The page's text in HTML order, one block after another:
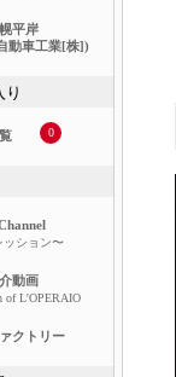
平岸
動車工業[株])
り
0
ション〜
動画
of L'OPERAIO
クトリー